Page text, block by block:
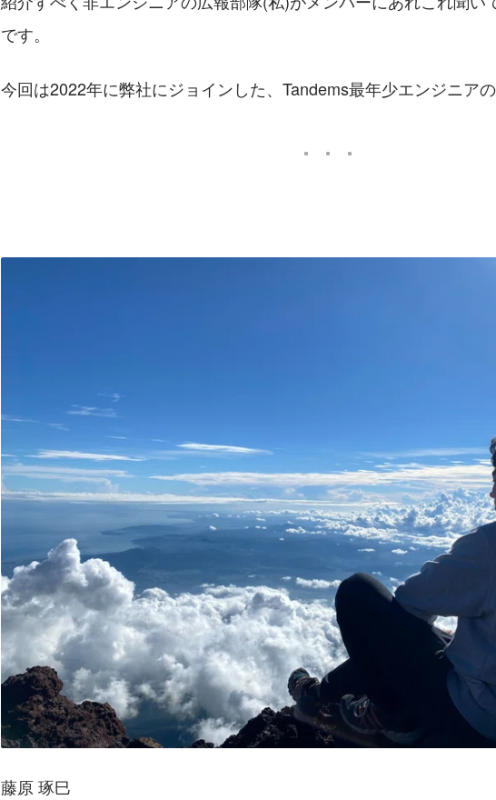
です。
今回は2022年に弊社にジョインした、Tandems最年少エンジニア
藤原 琢巳